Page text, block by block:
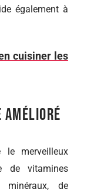
également à
cuisiner les
amélioré
merveilleux
de vitamines
minéraux, de